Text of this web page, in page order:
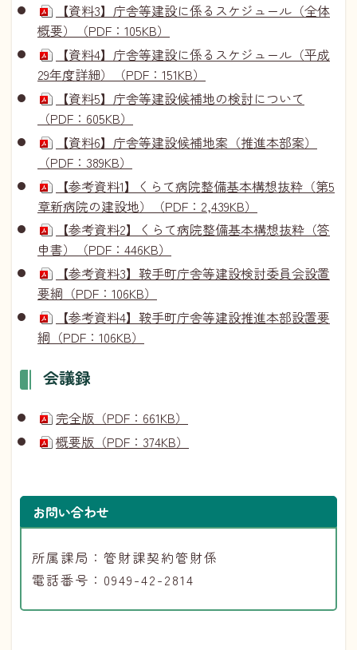
【資料3】庁舎等建設に係るスケジュール（全体
概要）（PDF：105KB）
【資料4】庁舎等建設に係るスケジュール（平成
29年度詳細）（PDF：151KB）
【資料5】庁舎等建設候補地の検討について
（PDF：605KB）
【資料6】庁舎等建設候補地案（推進本部案）
（PDF：389KB）
【参考資料1】くらて病院整備基本構想抜粋（第5
章新病院の建設地）（PDF：2,439KB）
【参考資料2】くらて病院整備基本構想抜粋（答
申書）（PDF：446KB）
【参考資料3】鞍手町庁舎等建設検討委員会設置
要綱（PDF：106KB）
【参考資料4】鞍手町庁舎等建設推進本部設置要
綱（PDF：106KB）
会議録
完全版（PDF：661KB）
概要版（PDF：374KB）
お問い合わせ
所属課局：管財課契約管財係
電話番号：0949-42-2814